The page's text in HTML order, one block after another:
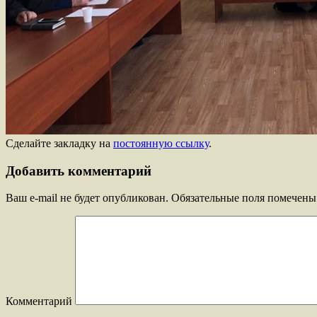
Сделайте закладку на постоянную ссылку.
Добавить комментарий
Ваш e-mail не будет опубликован. Обязательные поля
Комментарий